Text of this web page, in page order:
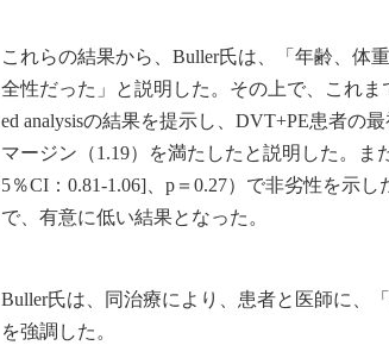
これらの結果から、Buller氏は、「年齢、体
全性だった」と説明した。その上で、これま
ed analysisの結果を提示し、DVT+PE患者の
マージン（1.19）を満たしたと説明した。
5％CI：0.81-1.06]、p＝0.27）で非劣性を示し
で、有意に低い結果となった。
Buller氏は、同治療により、患者と医師に、
を強調した。